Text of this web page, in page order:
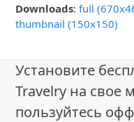
Downloads:full
thumbnail (150x150)
Установите
Travelry на свое
пользуйтесь